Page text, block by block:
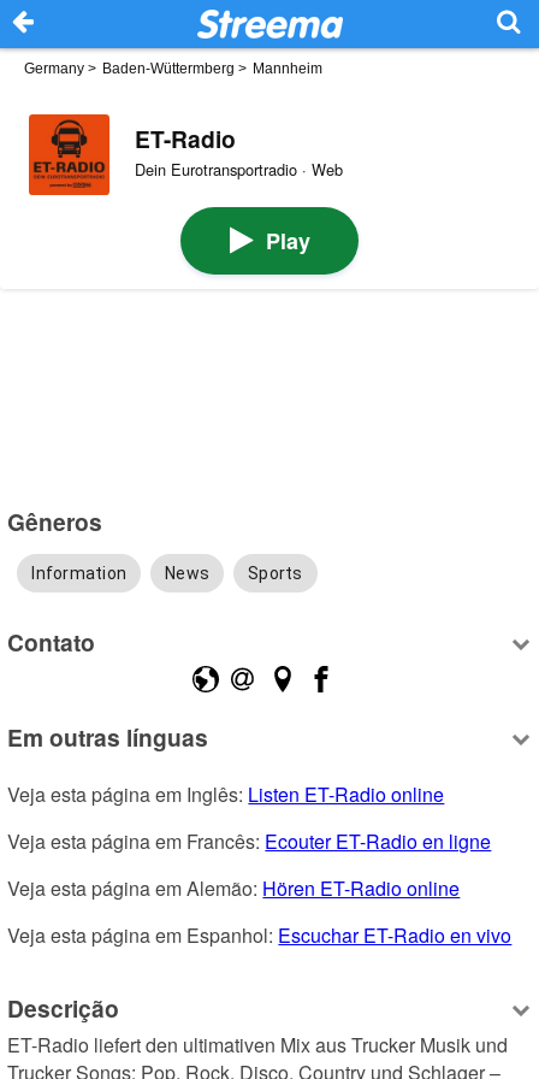
Germany > Baden-Wüttermberg > Mannheim
ET-Radio
Dein Eurotransportradio · Web
Play
Gêneros
Information News Sports
Contato
Em outras línguas
Veja esta página em Inglês: Listen ET-Radio online
Veja esta página em Francês: Ecouter ET-Radio en ligne
Veja esta página em Alemão: Hören ET-Radio online
Veja esta página em Espanhol: Escuchar ET-Radio en vivo
Descrição
ET-Radio liefert den ultimativen Mix aus Trucker Musik und
Trucker Songs: Pop, Rock, Disco, Country und Schlager –